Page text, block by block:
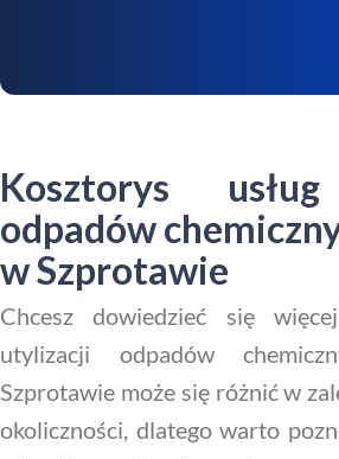
Kosztorys
odpadów
w Szprotawie
Chcesz dowiedzieć się
utylizacji odpadów
Szprotawie może się różnić w
okoliczności, dlatego warto